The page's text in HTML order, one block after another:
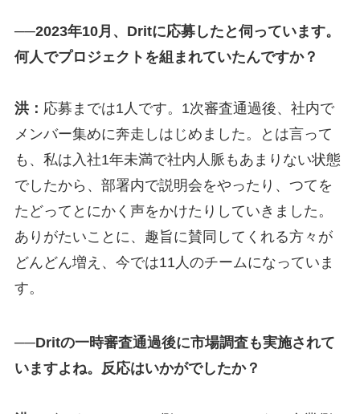
──2023年10月、Dritに応募したと伺っています。
何人でプロジェクトを組まれていたんですか？
洪： 応募までは1人です。1次審査通過後、社内で
メンバー集めに奔走しはじめました。とは言って
も、私は入社1年未満で社内人脈もあまりない状態
でしたから、部署内で説明会をやったり、つてを
たどってとにかく声をかけたりしていきました。
ありがたいことに、趣旨に賛同してくれる方々が
どんどん増え、今では11人のチームになっていま
す。
──Dritの一時審査通過後に市場調査も実施されて
いますよね。反応はいかがでしたか？